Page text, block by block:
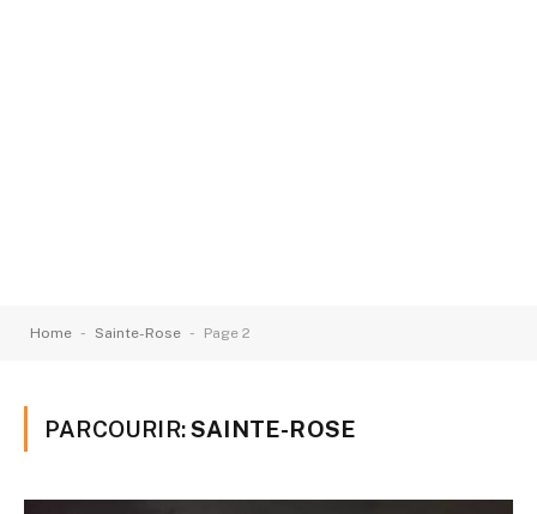
Home - Sainte-Rose - Page 2
PARCOURIR:SAINTE-ROSE